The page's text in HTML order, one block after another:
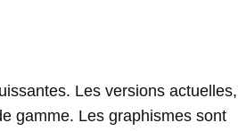
Les versions
gamme. Les graphismes sont